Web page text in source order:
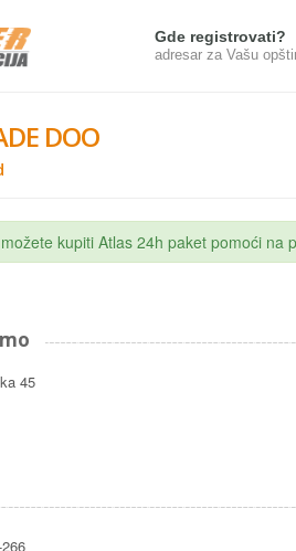
Gde registrovati?
adresar za Vašu
DOO
kupiti Atlas 24h paket pomoći na
45